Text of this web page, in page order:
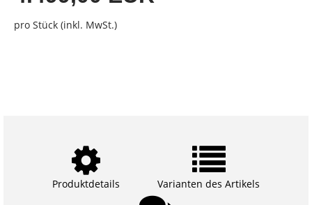
pro Stück (inkl. MwSt.)
Produktdetails Varianten des Artikels